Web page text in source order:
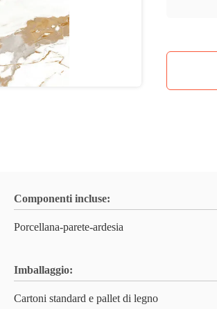
Componenti incluse:
Porcellana-parete-ardesia
Imballaggio:
Cartoni standard e pallet di legno